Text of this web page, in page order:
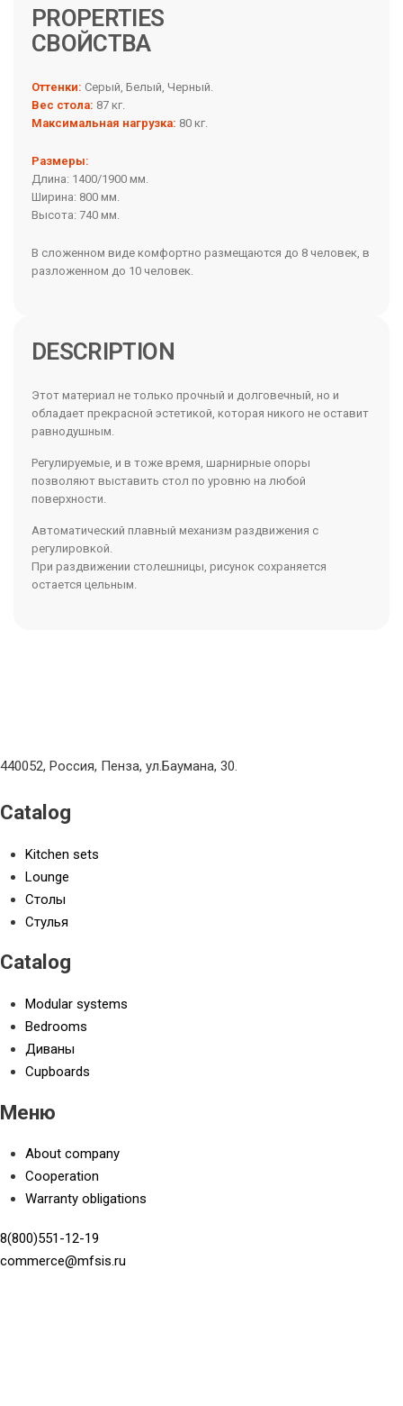
DESCRIPTION
Этот материал не только прочный и долговечный, но и
обладает прекрасной эстетикой, которая никого не оставит
равнодушным.
Регулируемые, и в тоже время, шарнирные опоры
позволяют выставить стол по уровню на любой
поверхности.
Автоматический плавный механизм раздвижения с
регулировкой.
При раздвижении столешницы, рисунок сохраняется
остается цельным.
PROPERTIES
Оттенки: Серый, Белый, Черный.
Вес стола: 87 кг.
Максимальная нагрузка: 80 кг.
Размеры:
Длина: 1400/1900 мм.
Ширина: 800 мм.
Высота: 740 мм.
В сложенном виде комфортно размещаются до 8 человек, в
разложенном до 10 человек.
440052, Россия, Пенза, ул.Баумана, 30.
Catalog
Kitchen sets
Lounge
Столы
Стулья
Catalog
Modular systems
Bedrooms
Диваны
Cupboards
Меню
About company
Cooperation
Warranty obligations
8(800)551-12-19
commerce@mfsis.ru